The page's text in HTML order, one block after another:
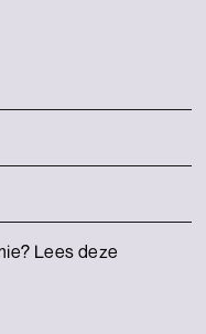
Lees deze